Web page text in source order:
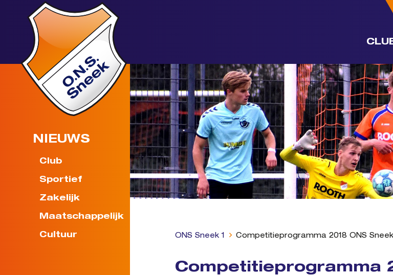
NIEUWS
Club
Sportief
Zakelijk
Maatschappelijk
Cultuur ONS Sneek 1 Competitieprogramma 2018 ONS Sneek
Competitieprogramma